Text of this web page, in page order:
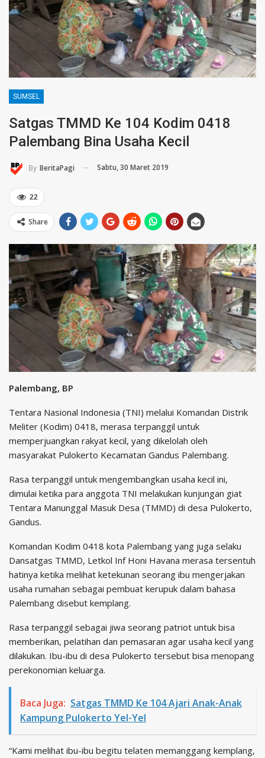
SUMSEL
Satgas TMMD Ke 104 Kodim 0418
Palembang Bina Usaha Kecil
By BeritaPagi Sabtu, 30 Maret 2019
22
Share
Palembang, BP
Tentara Nasional Indonesia (TNI) melalui Komandan Distrik
Meliter (Kodim) 0418, merasa terpanggil untuk
memperjuangkan rakyat kecil, yang dikelolah oleh
masyarakat Pulokerto Kecamatan Gandus Palembang.
Rasa terpanggil untuk mengembangkan usaha kecil ini,
dimulai ketika para anggota TNI melakukan kunjungan giat
Tentara Manunggal Masuk Desa (TMMD) di desa Pulokerto,
Gandus.
Komandan Kodim 0418 kota Palembang yang juga selaku
Dansatgas TMMD, Letkol Inf Honi Havana merasa tersentuh
hatinya ketika melihat ketekunan seorang ibu mengerjakan
usaha rumahan sebagai pembuat kerupuk dalam bahasa
Palembang disebut kemplang.
Rasa terpanggil sebagai jiwa seorang patriot untuk bisa
memberikan, pelatihan dan pemasaran agar usaha kecil yang
dilakukan. Ibu-ibu di desa Pulokerto tersebut bisa menopang
perekonomian keluarga.
Baca Juga: Satgas TMMD Ke 104 Ajari Anak-Anak
Kampung Pulokerto Yel-Yel
“Kami melihat ibu-ibu begitu telaten memanggang kemplang,